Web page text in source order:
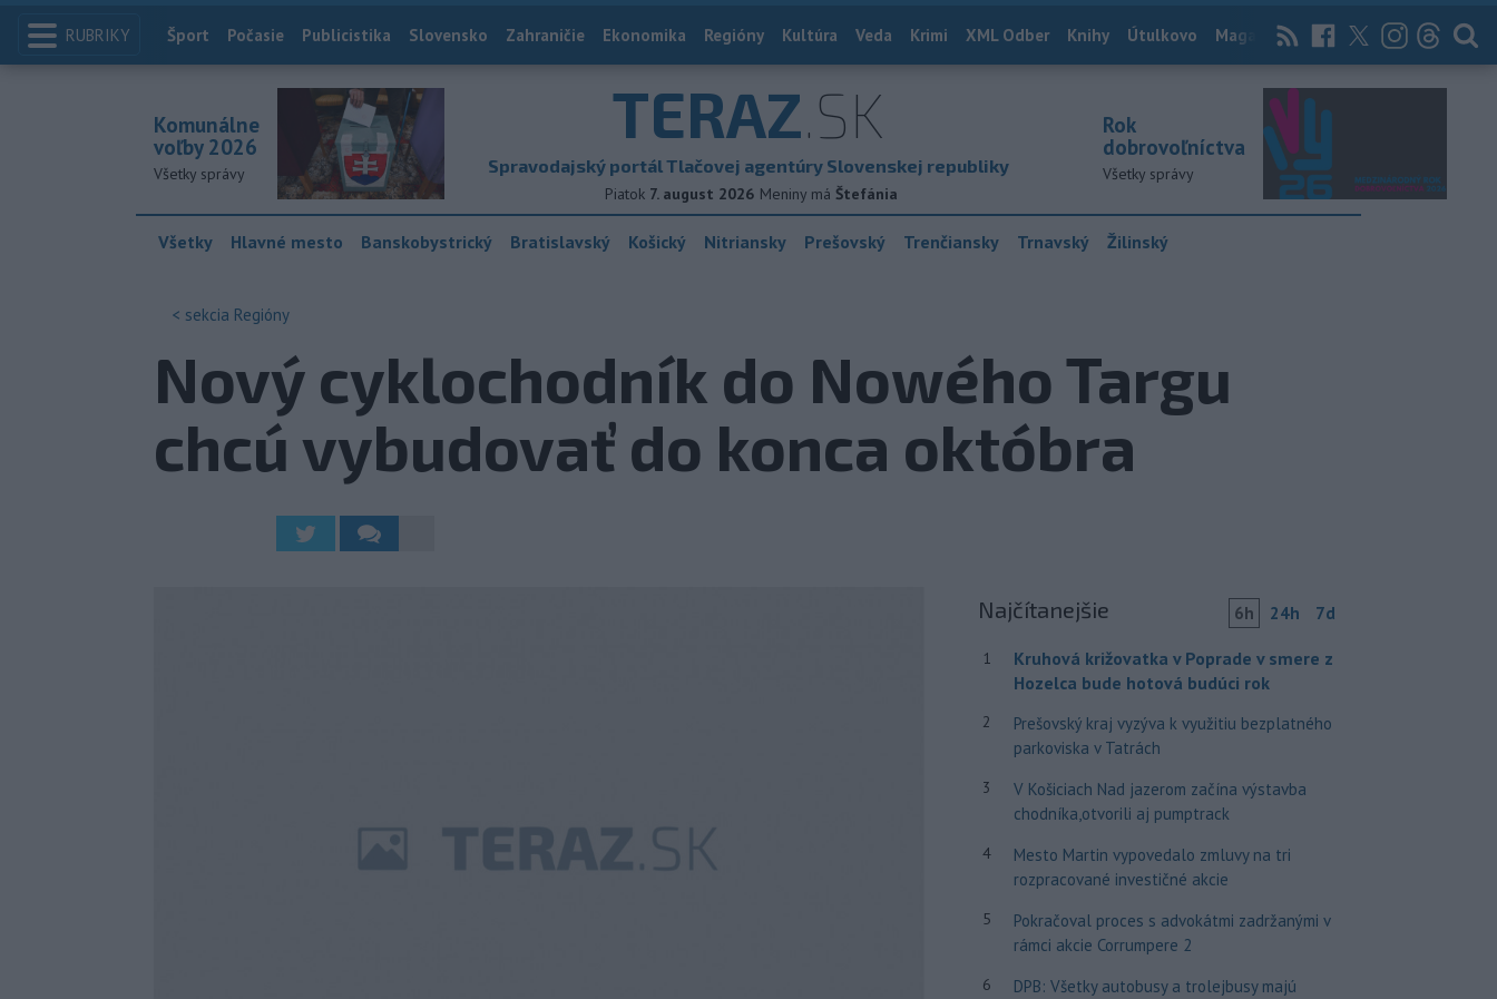
RUBRIKY Index
Šport Počasie Publicistika Slovensko Zahraničie Ekonomika Regióny Kultúra Veda Krimi XML Odber Knihy Útulkovo Magazín News Now Archív
TERAZ.SK
Spravodajský portál Tlačovej agentúry Slovenskej republiky
Piatok 7. august 2026 Meniny má Štefánia
Komunálne
voľby 2026
Všetky správy
Rok
dobrovoľníctva
Všetky správy
Všetky Hlavné mesto Banskobystrický Bratislavský Košický Nitriansky Prešovský Trenčiansky Trnavský Žilinský
< sekcia Regióny
Nový cyklochodník do Nowého Targu
chcú vybudovať do konca októbra
Najčítanejšie 6h 24h 7d
1
Kruhová križovatka v Poprade v smere z
Hozelca bude hotová budúci rok
2
Prešovský kraj vyzýva k využitiu bezplatného
parkoviska v Tatrách
3
V Košiciach Nad jazerom začína výstavba
chodníka,otvorili aj pumptrack
4
Mesto Martin vypovedalo zmluvy na tri
rozpracované investičné akcie
5
Pokračoval proces s advokátmi zadržanými v
rámci akcie Corrumpere 2
6
DPB: Všetky autobusy a trolejbusy majú